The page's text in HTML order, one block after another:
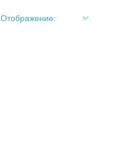
Отображение: